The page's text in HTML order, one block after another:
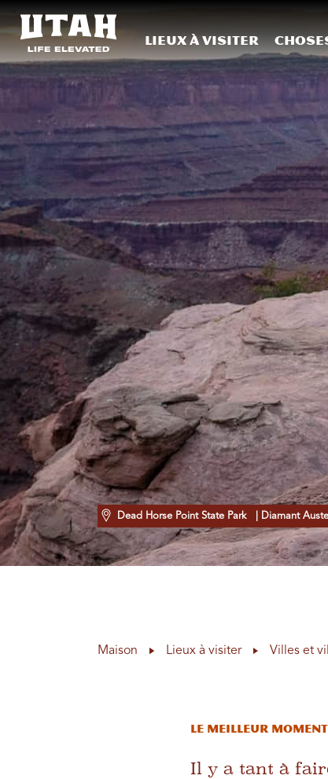
Lieux à visiter
Dead Horse Point State Park | Diamant
Maison Lieux à visiter Villes et
Le meilleur
Il y a tant à